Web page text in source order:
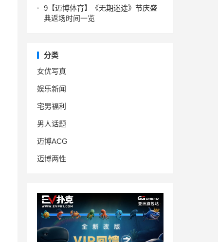
9 【迈博体育】《无期迷途》节庆盛
典返场时间一览
分类
女优写真
娱乐新闻
宅男福利
男人话题
迈博ACG
迈博两性